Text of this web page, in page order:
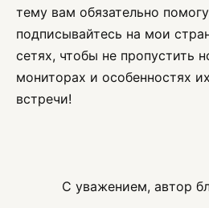
тему вам обязательно
подписывайтесь на мои
сетях, чтобы не пропустить
мониторах и особенностях
встречи!
С уважением, автор